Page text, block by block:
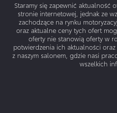
Staramy się zapewnić aktualność
stronie internetowej, jednak ze
zachodzące na rynku
oraz aktualne ceny tych ofert
oferty nie stanowią oferty w
potwierdzenia ich aktualności
z naszym salonem, gdzie nasi
wszelkich